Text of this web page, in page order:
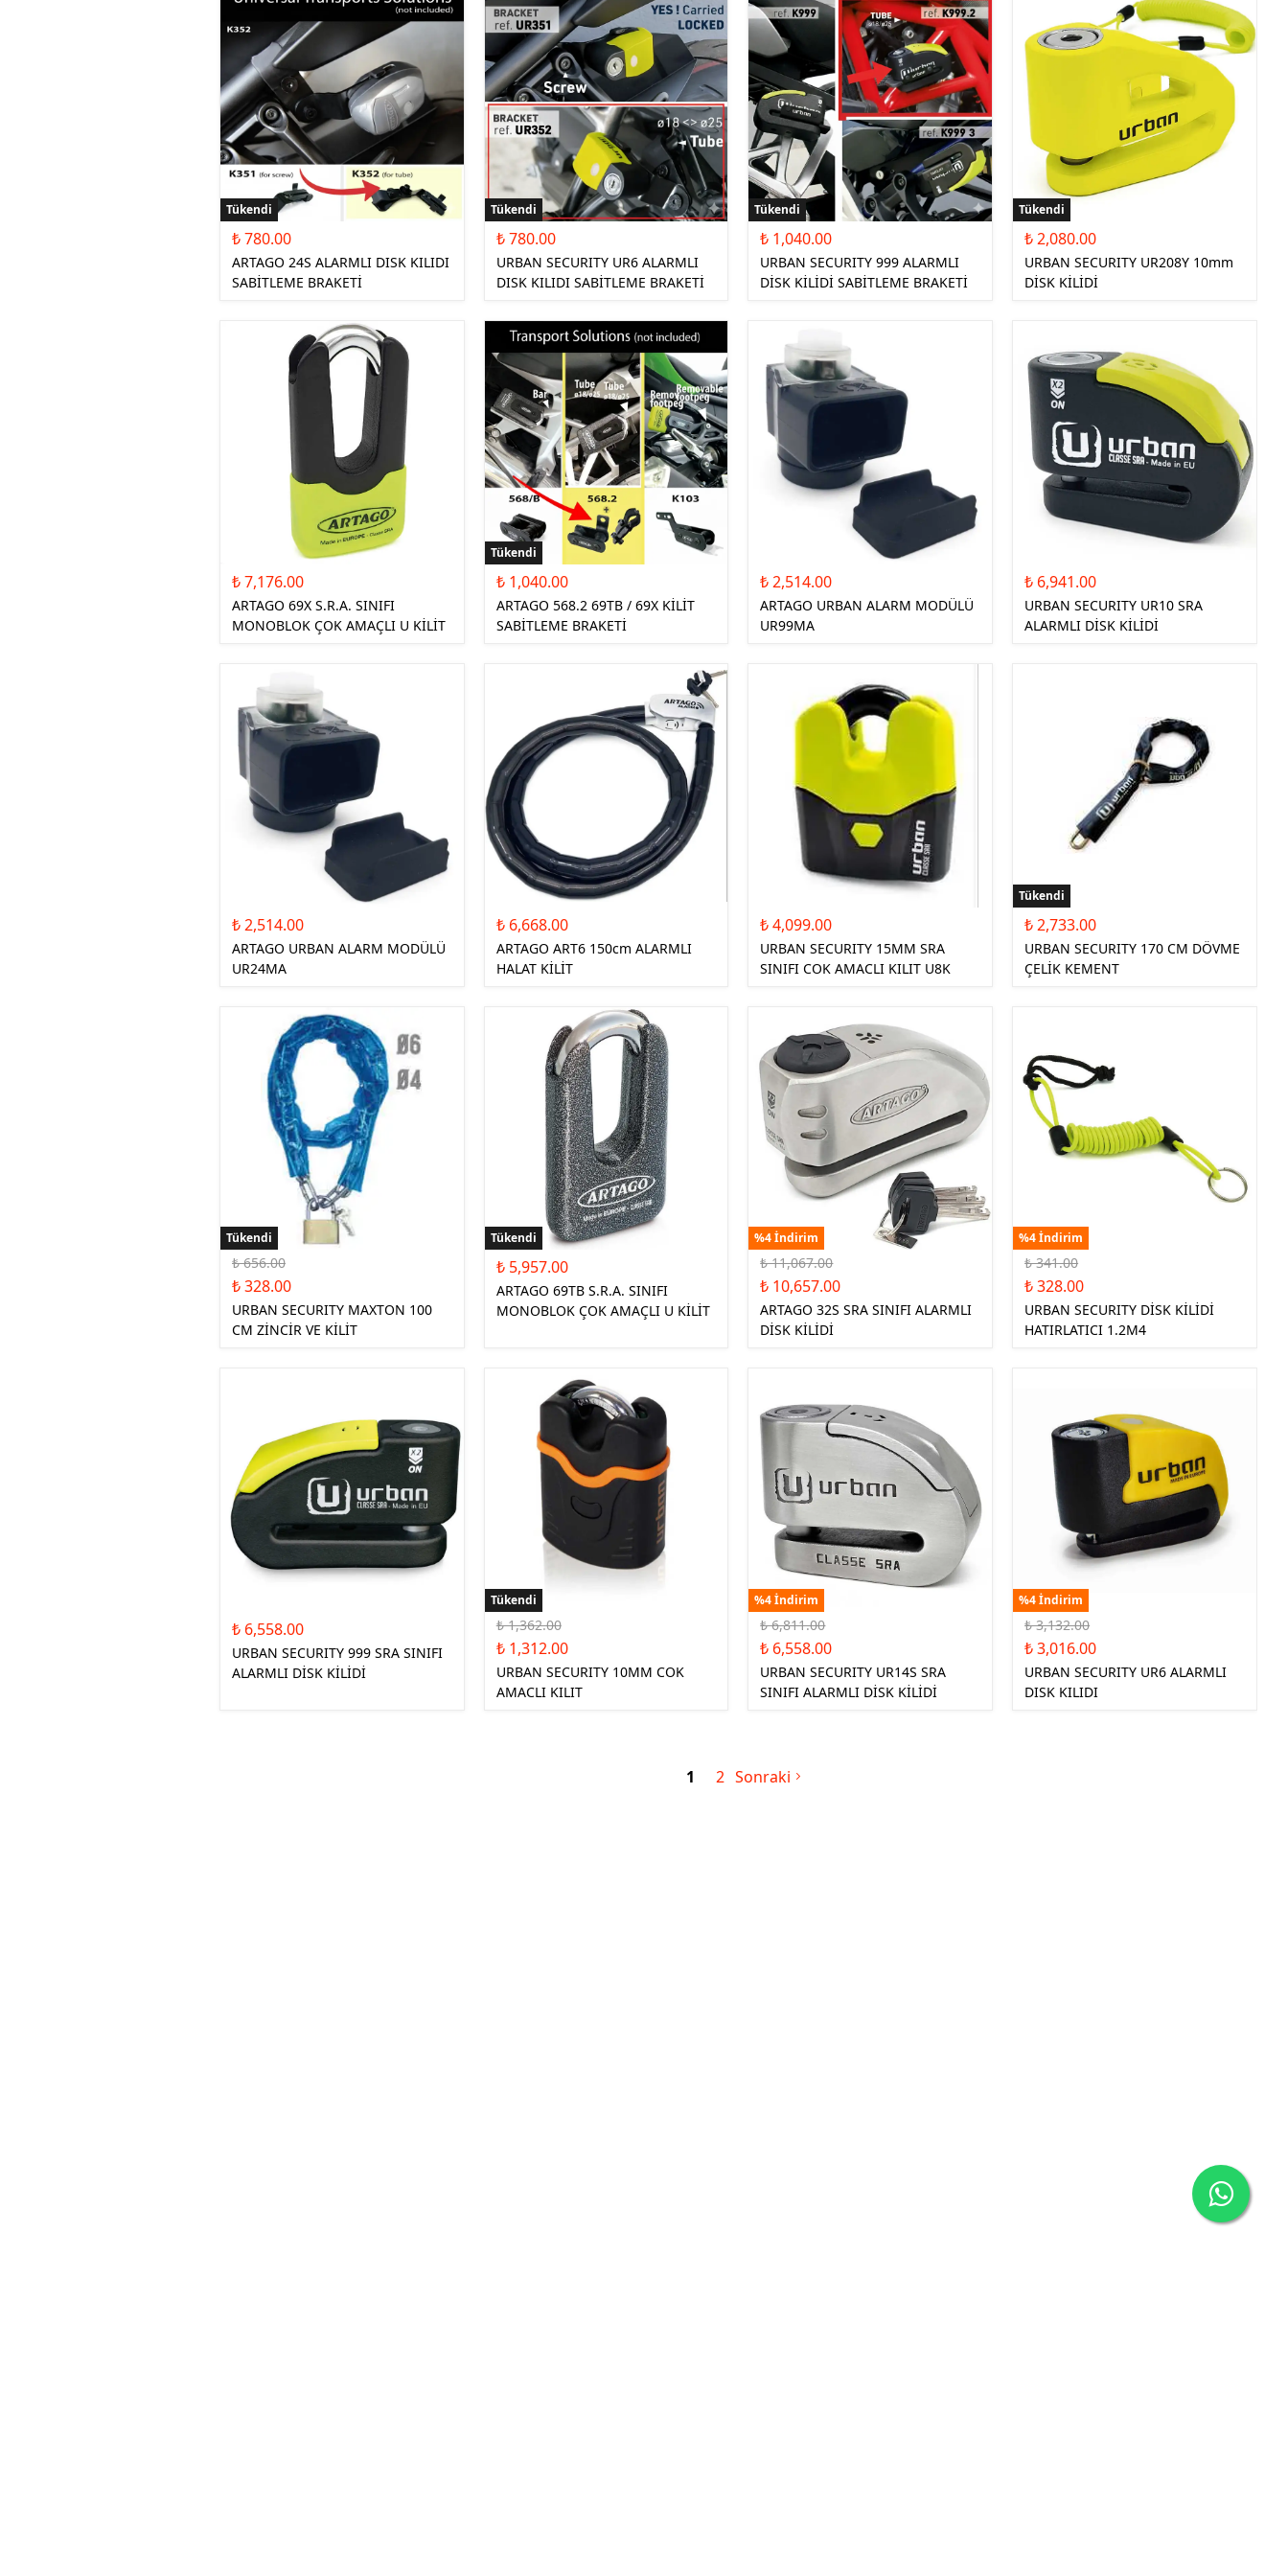
TEKSTİL MONTLAR
KASK YEDEK
PARÇALARI
Tükendi
₺ 780.00
ARTAGO 24S ALARMLI DISK KILIDI
SABİTLEME BRAKETİ
Tükendi
₺ 780.00
URBAN SECURITY UR6 ALARMLI
DISK KILIDI SABİTLEME BRAKETİ
Tükendi
₺ 1,040.00
URBAN SECURITY 999 ALARMLI
DİSK KİLİDİ SABİTLEME BRAKETİ
Tükendi
₺ 2,080.00
URBAN SECURITY UR208Y 10mm
DİSK KİLİDİ
₺ 7,176.00
ARTAGO 69X S.R.A. SINIFI
MONOBLOK ÇOK AMAÇLI U KİLİT
Tükendi
₺ 1,040.00
ARTAGO 568.2 69TB / 69X KİLİT
SABİTLEME BRAKETİ
₺ 2,514.00
ARTAGO URBAN ALARM MODÜLÜ
UR99MA
₺ 6,941.00
URBAN SECURITY UR10 SRA
ALARMLI DİSK KİLİDİ
₺ 2,514.00
ARTAGO URBAN ALARM MODÜLÜ
UR24MA
₺ 6,668.00
ARTAGO ART6 150cm ALARMLI
HALAT KİLİT
₺ 4,099.00
URBAN SECURITY 15MM SRA
SINIFI COK AMACLI KILIT U8K
Tükendi
₺ 2,733.00
URBAN SECURITY 170 CM DÖVME
ÇELİK KEMENT
Tükendi
Tükendi
₺ 656.00
₺ 328.00
URBAN SECURITY MAXTON 100
CM ZİNCİR VE KİLİT
Tükendi
₺ 5,957.00
ARTAGO 69TB S.R.A. SINIFI
MONOBLOK ÇOK AMAÇLI U KİLİT
%4 İndirim
₺ 11,067.00
₺ 10,657.00
ARTAGO 32S SRA SINIFI ALARMLI
DİSK KİLİDİ
%4 İndirim
₺ 341.00
₺ 328.00
URBAN SECURITY DİSK KİLİDİ
HATIRLATICI 1.2M4
₺ 6,558.00
URBAN SECURITY 999 SRA SINIFI
ALARMLI DİSK KİLİDİ
Tükendi
Tükendi
₺ 1,362.00
₺ 1,312.00
URBAN SECURITY 10MM COK
AMACLI KILIT
%4 İndirim
₺ 6,811.00
₺ 6,558.00
URBAN SECURITY UR14S SRA
SINIFI ALARMLI DİSK KİLİDİ
%4 İndirim
₺ 3,132.00
₺ 3,016.00
URBAN SECURITY UR6 ALARMLI
DISK KILIDI
1 2 Sonraki